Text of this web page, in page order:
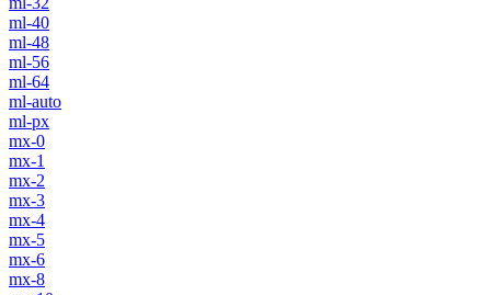
ml-40
ml-48
ml-56
ml-64
ml-auto
ml-px
mx-0
mx-1
mx-2
mx-3
mx-4
mx-5
mx-6
mx-8